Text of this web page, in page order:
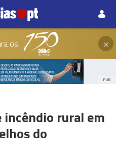
os ×
PUB
incêndio rural em
do